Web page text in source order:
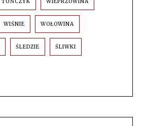
TUŃCZYK WIEPRZOWINA
WIŚNIE WOŁOWINA
ŚLEDZIE ŚLIWKI